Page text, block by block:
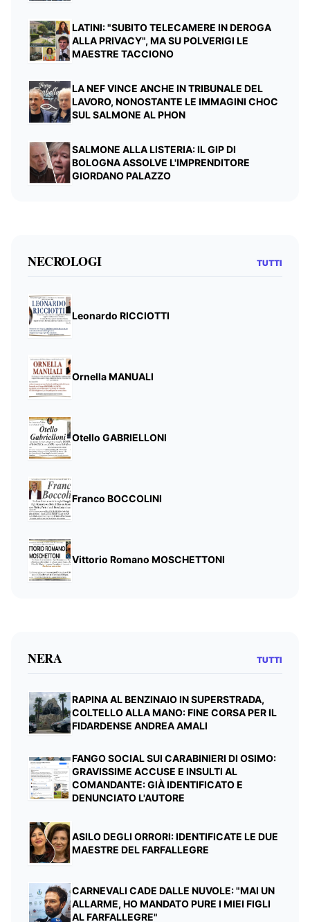
LATINI: "SUBITO TELECAMERE IN DEROGA
ALLA PRIVACY", MA SU POLVERIGI LE
MAESTRE TACCIONO
LA NEF VINCE ANCHE IN TRIBUNALE DEL
LAVORO, NONOSTANTE LE IMMAGINI CHOC
SUL SALMONE AL PHON
SALMONE ALLA LISTERIA: IL GIP DI
BOLOGNA ASSOLVE L'IMPRENDITORE
GIORDANO PALAZZO
NECROLOGI TUTTI
Leonardo RICCIOTTI
Ornella MANUALI
Otello GABRIELLONI
Franco BOCCOLINI
Vittorio Romano MOSCHETTONI
NERA TUTTI
RAPINA AL BENZINAIO IN SUPERSTRADA,
COLTELLO ALLA MANO: FINE CORSA PER IL
FIDARDENSE ANDREA AMALI
FANGO SOCIAL SUI CARABINIERI DI OSIMO:
GRAVISSIME ACCUSE E INSULTI AL
COMANDANTE: GIÀ IDENTIFICATO E
DENUNCIATO L'AUTORE
ASILO DEGLI ORRORI: IDENTIFICATE LE DUE
MAESTRE DEL FARFALLEGRE
CARNEVALI CADE DALLE NUVOLE: "MAI UN
ALLARME, HO MANDATO PURE I MIEI FIGLI
AL FARFALLEGRE"